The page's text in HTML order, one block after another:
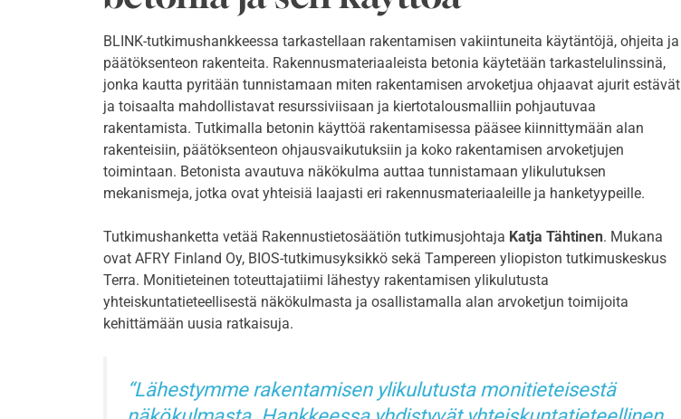
BLINK-tutkimushankkeessa tarkastellaan rakentamisen vakiintuneita käytäntöjä, ohjeita ja
päätöksenteon rakenteita. Rakennusmateriaaleista betonia käytetään tarkastelulinssinä,
jonka kautta pyritään tunnistamaan miten rakentamisen arvoketjua ohjaavat ajurit estävät
ja toisaalta mahdollistavat resurssiviisaan ja kiertotalousmalliin pohjautuvaa
rakentamista. Tutkimalla betonin käyttöä rakentamisessa pääsee kiinnittymään alan
rakenteisiin, päätöksenteon ohjausvaikutuksiin ja koko rakentamisen arvoketjujen
toimintaan. Betonista avautuva näkökulma auttaa tunnistamaan ylikulutuksen
mekanismeja, jotka ovat yhteisiä laajasti eri rakennusmateriaaleille ja hanketyypeille.
Tutkimushanketta vetää Rakennustietosäätiön tutkimusjohtaja Katja Tähtinen. Mukana
ovat AFRY Finland Oy, BIOS-tutkimusyksikkö sekä Tampereen yliopiston tutkimuskeskus
Terra. Monitieteinen toteuttajatiimi lähestyy rakentamisen ylikulutusta
yhteiskuntatieteellisestä näkökulmasta ja osallistamalla alan arvoketjun toimijoita
kehittämään uusia ratkaisuja.
Lähestymme rakentamisen ylikulutusta monitieteisestä